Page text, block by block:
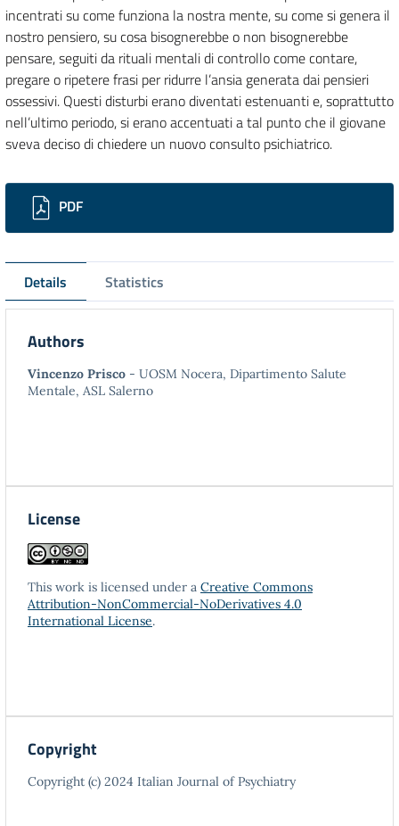
incentrati su come funziona la nostra mente, su come si genera il
nostro pensiero, su cosa bisognerebbe o non bisognerebbe
pensare, seguiti da rituali mentali di controllo come contare,
pregare o ripetere frasi per ridurre l’ansia generata dai pensieri
ossessivi. Questi disturbi erano diventati estenuanti e, soprattutto
nell’ultimo periodo, si erano accentuati a tal punto che il giovane
sveva deciso di chiedere un nuovo consulto psichiatrico.
Downloads
PDF
Details Statistics
Authors
Vincenzo Prisco - UOSM Nocera, Dipartimento Salute
Mentale, ASL Salerno
License
This work is licensed under a Creative Commons
Attribution-NonCommercial-NoDerivatives 4.0
International License.
Copyright
Copyright (c) 2024 Italian Journal of Psychiatry